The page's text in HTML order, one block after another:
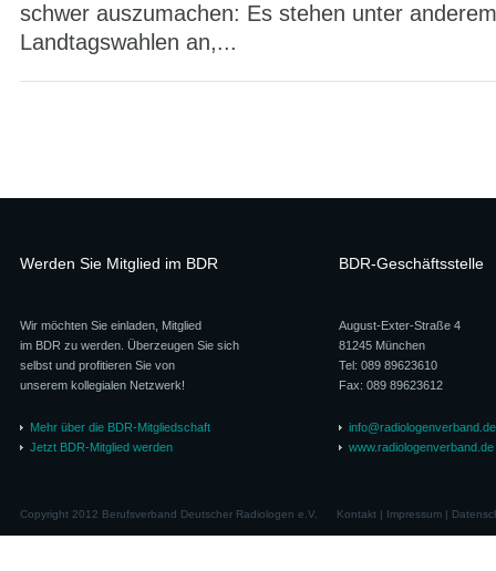
schwer auszumachen: Es stehen unter anderem
Landtagswahlen an,...
Werden Sie Mitglied im BDR
Wir möchten Sie einladen, Mitglied
im BDR zu werden. Überzeugen Sie sich
selbst und profitieren Sie von
unserem kollegialen Netzwerk!
Mehr über die BDR-Mitgliedschaft
Jetzt BDR-Mitglied werden
BDR-Geschäftsstelle
August-Exter-Straße 4
81245 München
Tel: 089 89623610
Fax: 089 89623612
info@radiologenverband.de
www.radiologenverband.de
Copyright 2012 Berufsverband Deutscher Radiologen e.V. Kontakt| Impressum|